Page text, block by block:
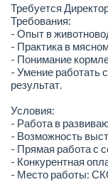
Требуется
Требования:
- Опыт в
- Практика в
- Понимание
- Умение работать
результат.
Условия:
- Работа в
- Возможность
- Прямая работа с
- Конкурентная
- Место работы: